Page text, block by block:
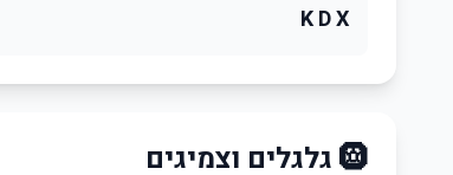
K D X
🛞 גלגלים וצמיגים